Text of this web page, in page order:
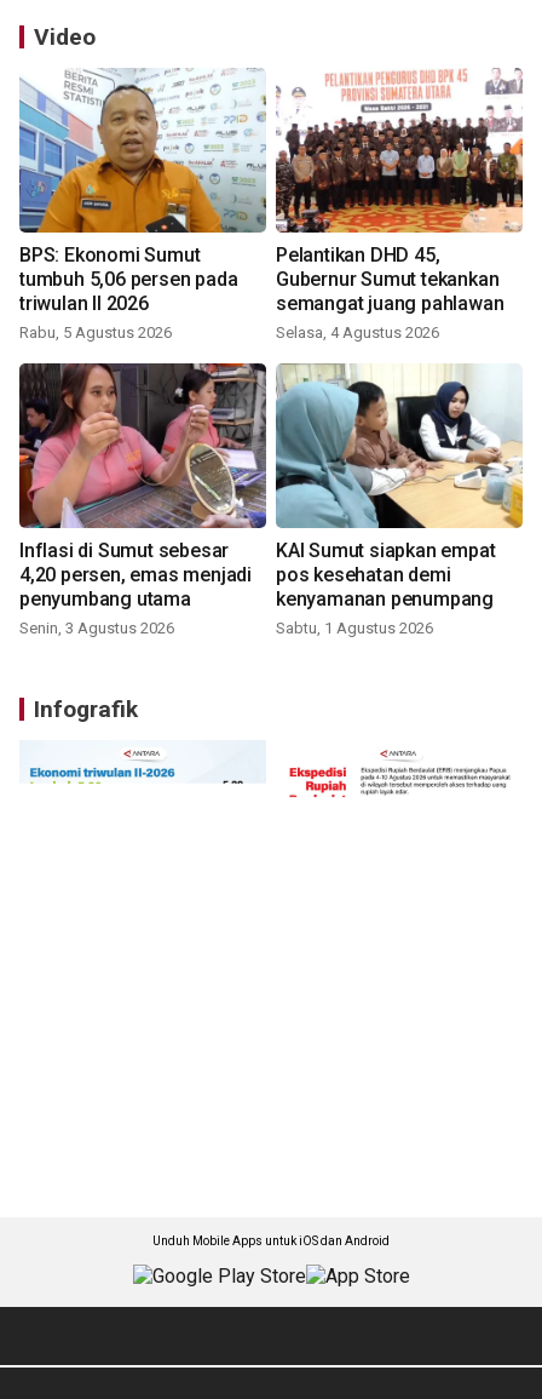
Video
BPS: Ekonomi Sumut
tumbuh 5,06 persen pada
triwulan II 2026
Rabu, 5 Agustus 2026
Pelantikan DHD 45,
Gubernur Sumut tekankan
semangat juang pahlawan
Selasa, 4 Agustus 2026
Inflasi di Sumut sebesar
4,20 persen, emas menjadi
penyumbang utama
Senin, 3 Agustus 2026
KAI Sumut siapkan empat
pos kesehatan demi
kenyamanan penumpang
Sabtu, 1 Agustus 2026
Infografik
Unduh Mobile Apps untuk iOS dan Android